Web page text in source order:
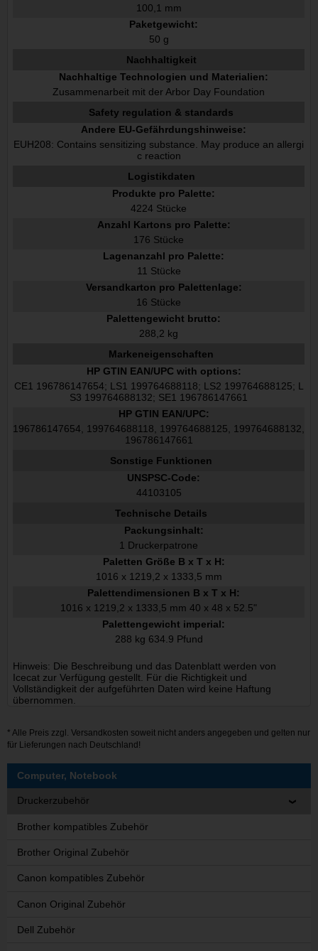
100,1 mm
Paketgewicht:
50 g
Nachhaltigkeit
Nachhaltige Technologien und Materialien:
Zusammenarbeit mit der Arbor Day Foundation
Safety regulation & standards
Andere EU-Gefährdungshinweise:
EUH208: Contains sensitizing substance. May produce an allergi
c reaction
Logistikdaten
Produkte pro Palette:
4224 Stücke
Anzahl Kartons pro Palette:
176 Stücke
Lagenanzahl pro Palette:
11 Stücke
Versandkarton pro Palettenlage:
16 Stücke
Palettengewicht brutto:
288,2 kg
Markeneigenschaften
HP GTIN EAN/UPC with options:
CE1 196786147654; LS1 199764688118; LS2 199764688125; L
S3 199764688132; SE1 196786147661
HP GTIN EAN/UPC:
196786147654, 199764688118, 199764688125, 199764688132,
196786147661
Sonstige Funktionen
UNSPSC-Code:
44103105
Technische Details
Packungsinhalt:
1 Druckerpatrone
Paletten Größe B x T x H:
1016 x 1219,2 x 1333,5 mm
Palettendimensionen B x T x H:
1016 x 1219,2 x 1333,5 mm 40 x 48 x 52.5"
Palettengewicht imperial:
288 kg 634.9 Pfund
Hinweis: Die Beschreibung und das Datenblatt werden von
Icecat zur Verfügung gestellt. Für die Richtigkeit und
Vollständigkeit der aufgeführten Daten wird keine Haftung
übernommen.
* Alle Preis zzgl. Versandkosten soweit nicht anders angegeben und gelten nur
für Lieferungen nach Deutschland!
Computer, Notebook
Druckerzubehör
Brother kompatibles Zubehör
Brother Original Zubehör
Canon kompatibles Zubehör
Canon Original Zubehör
Dell Zubehör